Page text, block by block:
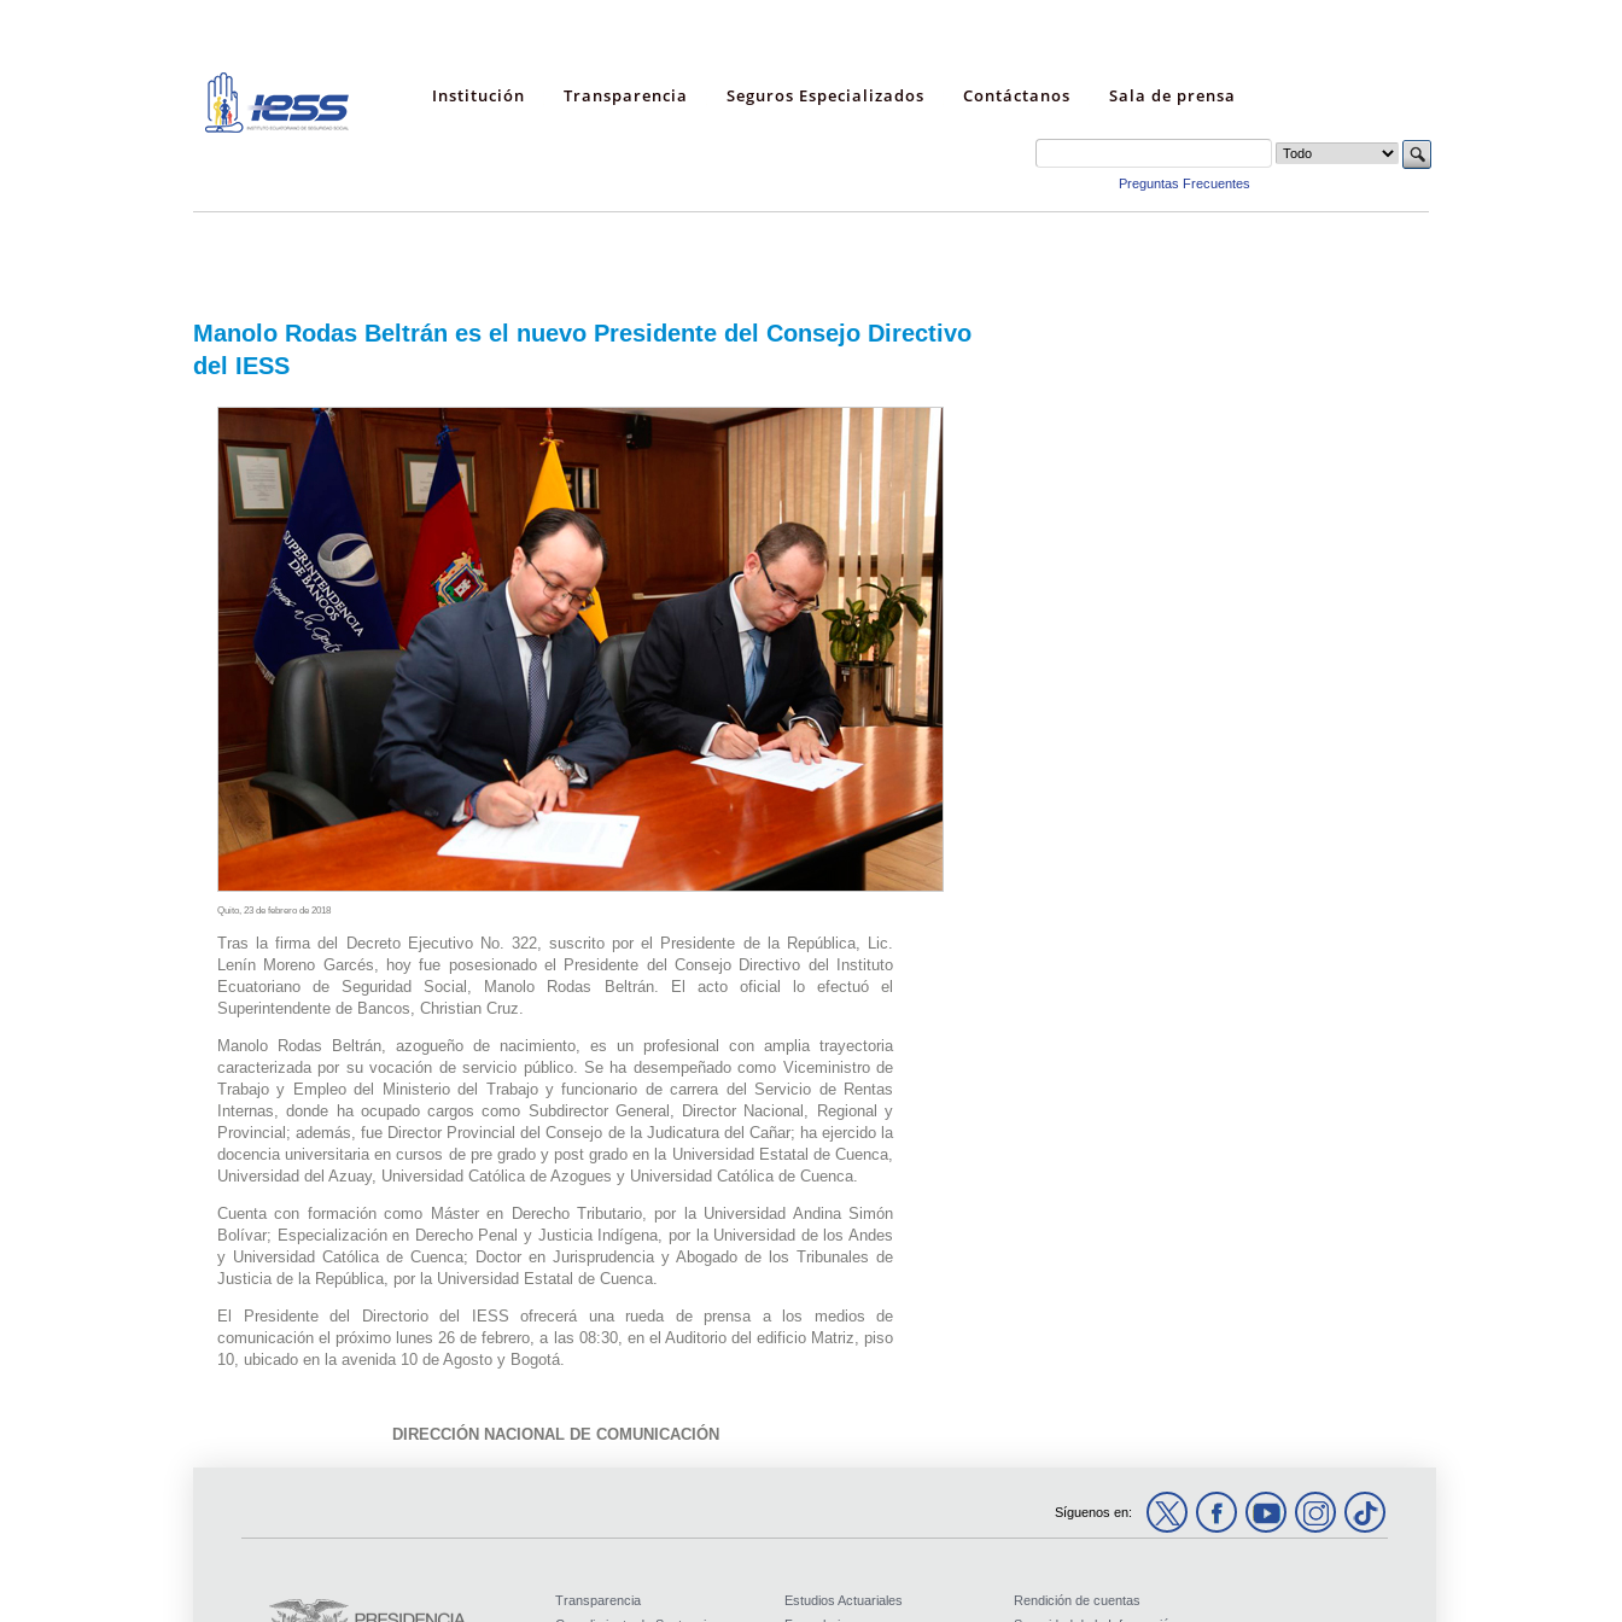
Institución Transparencia Seguros Especializados Contáctanos Sala de prensa
Preguntas Frecuentes
Manolo Rodas Beltrán es el nuevo Presidente del Consejo Directivo
del IESS
Quito, 23 de febrero de 2018
Tras la firma del Decreto Ejecutivo No. 322, suscrito por el Presidente de la República, Lic.
Lenín Moreno Garcés, hoy fue posesionado el Presidente del Consejo Directivo del Instituto
Ecuatoriano de Seguridad Social, Manolo Rodas Beltrán. El acto oficial lo efectuó el
Superintendente de Bancos, Christian Cruz.
Manolo Rodas Beltrán, azogueño de nacimiento, es un profesional con amplia trayectoria
caracterizada por su vocación de servicio público. Se ha desempeñado como Viceministro de
Trabajo y Empleo del Ministerio del Trabajo y funcionario de carrera del Servicio de Rentas
Internas, donde ha ocupado cargos como Subdirector General, Director Nacional, Regional y
Provincial; además, fue Director Provincial del Consejo de la Judicatura del Cañar; ha ejercido la
docencia universitaria en cursos de pre grado y post grado en la Universidad Estatal de Cuenca,
Universidad del Azuay, Universidad Católica de Azogues y Universidad Católica de Cuenca.
Cuenta con formación como Máster en Derecho Tributario, por la Universidad Andina Simón
Bolívar; Especialización en Derecho Penal y Justicia Indígena, por la Universidad de los Andes
y Universidad Católica de Cuenca; Doctor en Jurisprudencia y Abogado de los Tribunales de
Justicia de la República, por la Universidad Estatal de Cuenca.
El Presidente del Directorio del IESS ofrecerá una rueda de prensa a los medios de
comunicación el próximo lunes 26 de febrero, a las 08:30, en el Auditorio del edificio Matriz, piso
10, ubicado en la avenida 10 de Agosto y Bogotá.
DIRECCIÓN NACIONAL DE COMUNICACIÓN
Síguenos en:
Transparencia
Estudios Actuariales
Rendición de cuentas